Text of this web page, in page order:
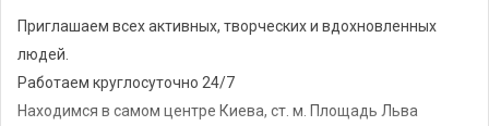
Приглашаем всех активных, творческих и вдохновленных
людей.
Работаем круглосуточно 24/7
Находимся в самом центре Киева, ст. м. Площадь Льва